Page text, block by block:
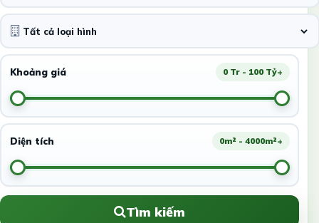
Khoảng giá 0 Tr - 100 Tỷ+
Diện tích 0m² - 4000m²+
Tìm kiếm